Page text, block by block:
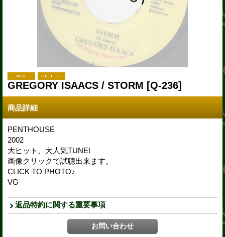
GREGORY ISAACS / STORM [Q-236]
商品詳細
PENTHOUSE
2002
大ヒット、大人気TUNE!
画像クリックで試聴出来ます。
CLICK TO PHOTO♪
VG
返品特約に関する重要事項